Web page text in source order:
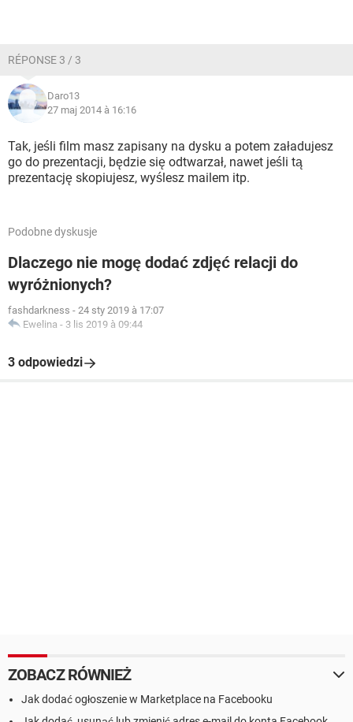
RÉPONSE 3 / 3
Daro13
27 maj 2014 à 16:16
Tak, jeśli film masz zapisany na dysku a potem załadujesz
go do prezentacji, będzie się odtwarzał, nawet jeśli tą
prezentację skopiujesz, wyślesz mailem itp.
Podobne dyskusje
Dlaczego nie mogę dodać zdjęć relacji do
wyróżnionych?
fashdarkness - 24 sty 2019 à 17:07
Ewelina - 3 lis 2019 à 09:44
3 odpowiedzi
ZOBACZ RÓWNIEŻ
Jak dodać ogłoszenie w Marketplace na Facebooku